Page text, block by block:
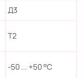
Д3
T2
-50 ... +50 °С